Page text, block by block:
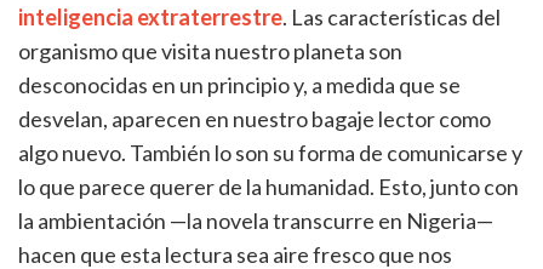
inteligencia extraterrestre. Las características del
organismo que visita nuestro planeta son
desconocidas en un principio y, a medida que se
desvelan, aparecen en nuestro bagaje lector como
algo nuevo. También lo son su forma de comunicarse y
lo que parece querer de la humanidad. Esto, junto con
la ambientación —la novela transcurre en Nigeria—
hacen que esta lectura sea aire fresco que nos